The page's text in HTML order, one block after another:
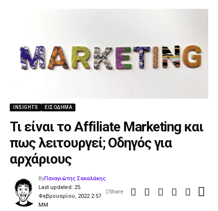
INSIGHTS ΕΙΣΌΔΗΜΑ
Τι είναι το Affiliate Marketing και
πως λειτουργεί; Οδηγός για
αρχάριους
Last updated: 25
Φεβρουαρίου, 2022 2:57
ΜΜ
ByΠαναγιώτης Σακαλάκης
Share